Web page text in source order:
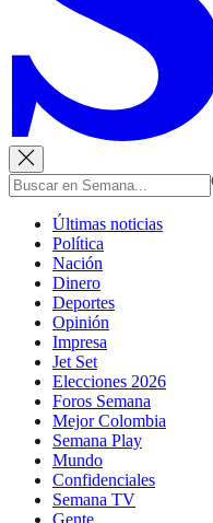
Últimas noticias
Política
Nación
Dinero
Deportes
Opinión
Impresa
Jet Set
Elecciones 2026
Foros Semana
Mejor Colombia
Semana Play
Mundo
Confidenciales
Semana TV